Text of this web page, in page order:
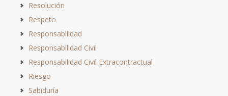
Resolución
Respeto
Responsabilidad
Responsabilidad Civil
Responsabilidad Civil Extracontractual
Riesgo
Sabiduría